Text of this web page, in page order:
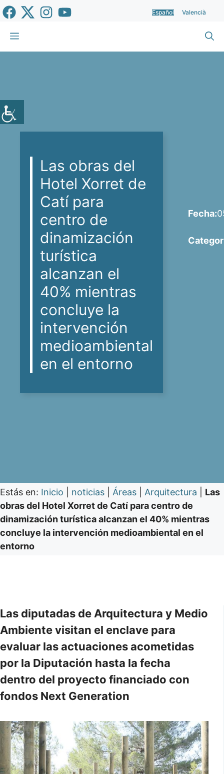
Saltar
al
contenido
Español Valencià
Menú
Las obras del
Hotel Xorret de
Catí para
centro de
dinamización
turística
alcanzan el
40% mientras
concluye la
intervención
medioambiental
en el entorno
Fecha:
Estás en: Inicio noticias Áreas Arquitectura
Las
obras del Hotel Xorret de Catí para centro de
dinamización turística alcanzan el 40% mientras
concluye la intervención medioambiental en el
entorno
Las diputadas de Arquitectura y Medio
Ambiente visitan el enclave para
evaluar las actuaciones acometidas
por la Diputación hasta la fecha
dentro del proyecto financiado con
fondos Next Generation